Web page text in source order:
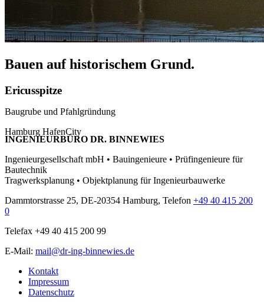
Bauen auf historischem Grund.
Ericusspitze
Baugrube und Pfahlgründung
Hamburg HafenCity
INGENIEURBÜRO DR. BINNEWIES
Ingenieurgesellschaft mbH • Bauingenieure • Prüfingenieure für
Bautechnik
Tragwerksplanung • Objektplanung für Ingenieurbauwerke
Dammtorstrasse 25, DE-20354 Hamburg, Telefon +49 40 415 200
0
Telefax +49 40 415 200 99
E-Mail: mail@dr-ing-binnewies.de
Kontakt
Impressum
Datenschutz